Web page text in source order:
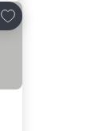
Føj til favoritter